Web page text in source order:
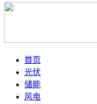
首页
光伏
储能
风电